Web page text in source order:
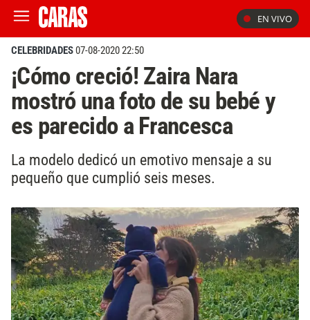
EN VIVO
CELEBRIDADES07-08-2020 22:50
¡Cómo creció! Zaira Nara
mostró una foto de su bebé y
es parecido a Francesca
La modelo dedicó un emotivo mensaje a su
pequeño que cumplió seis meses.